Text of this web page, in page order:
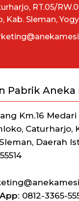
RT.05/
Kab. Sleman,
Pabrik Aneka
Km.16
Caturharjo,
Daerah
: 0812-3365-